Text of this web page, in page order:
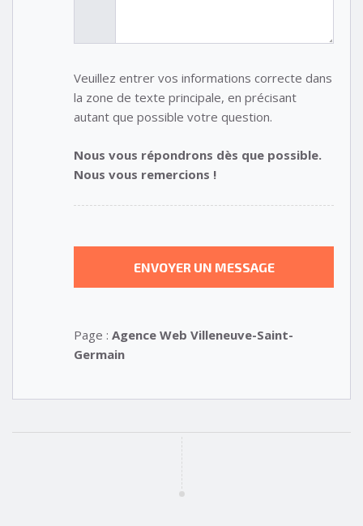
Veuillez entrer vos informations correcte dans
la zone de texte principale, en précisant
autant que possible votre question.
Nous vous répondrons dès que possible.
Nous vous remercions !
Page : Agence Web Villeneuve-Saint-
Germain